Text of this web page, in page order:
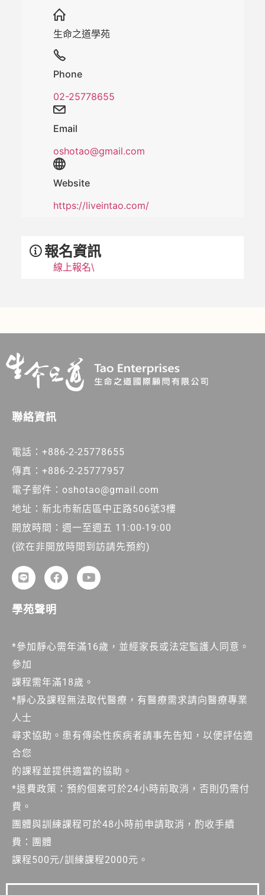
生命之道學苑
Phone
02-25778655
Email
oshotao@gmail.com
Website
https://liveintao.com/
報名資訊
線上報名\
聯絡資訊
電話：+886-2-25778655
傳真：+886-2-25777957
電子郵件：oshotao@gmail.com
地址：新北市新店區中正路506號3樓
開放時間：週一至週五 11:00-19:00
(欲在非開放時間到訪請先預約)
學苑聲明
*參加靜心需年滿16歲，並經家長或法定監護人同意。
參加
課程需年滿18歲。
*靜心及課程無法取代醫療，有醫療需求請向醫療專業
人士
尋求協助。患有傳染性疾病者請事先告知，以便評估適
合您
的課程並提供適當的協助。
*退費政策：預約個案可於24小時前取消，否則仍需付
費。
團體與訓練課程可於48小時前申請取消，酌收手續
費：團體
課程500元/訓練課程2000元。